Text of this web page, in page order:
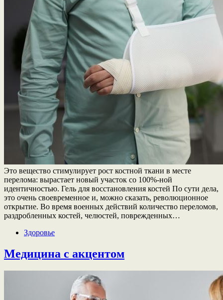
Это вещество стимулирует рост костной ткани в месте
перелома: вырастает новый участок со 100%-ной
идентичностью. Гель для восстановления костей По сути дела,
это очень своевременное и, можно сказать, революционное
открытие. Во время военных действий количество переломов,
раздробленных костей, челюстей, поврежденных…
Здоровье
Медицина с акцентом